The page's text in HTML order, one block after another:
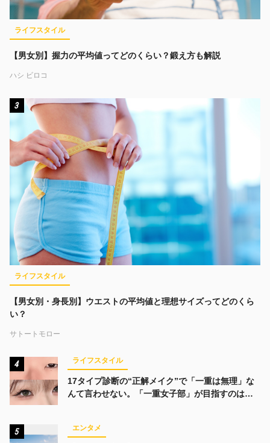
ライフスタイル
【男女別】握力の平均値ってどのくらい？鍛え方も解説
ハシ ビロコ
3
ライフスタイル
【男女別・身長別】ウエストの平均値と理想サイズってどのくら
い？
サトートモロー
4 ライフスタイル
17タイプ診断の“正解メイク”で「一重は無理」な
んて言わせない。「一重女子部」が目指すのは、
5 エンタメ